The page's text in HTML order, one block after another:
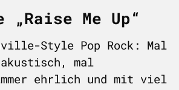
„Raise Me Up“
Style Pop Rock: Mal
mal
ehrlich und mit viel